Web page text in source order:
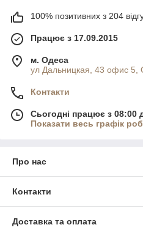
100% позитивних з 204
Працює з 17.09.2015
м. Одеса
ул Дальницкая, 43 офис 5,
Контакти
Сьогодні працює з 08:00
Показати весь графік
Про нас
Контакти
Доставка та оплата